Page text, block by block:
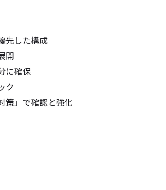
先した構成
開
に確保
ク
策」で確認と強化